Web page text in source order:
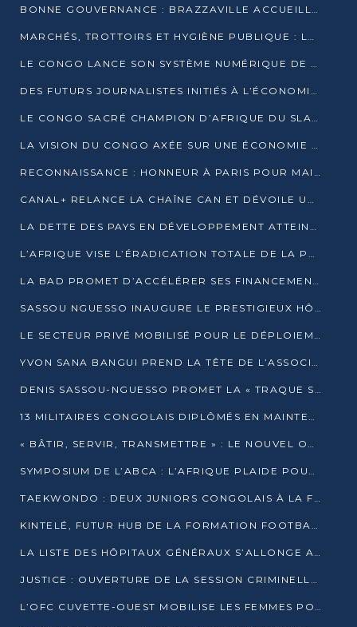
BONNE GOUVERNANCE : BRAZZAVILLE ACCUEILLE LES PREMIÈRES JOURNÉES CONGOLAISES DE L’ÉVALUATION
MARCHÉS, TROTTOIRS ET HYGIÈNE PUBLIQUE : LE GOUVERNEMENT DURCIT LE TON
LE CONGO LANCE SON SYSTÈME NUMÉRIQUE DE VÉRIFICATION DU BOIS
DES FUTURS JOURNALISTES INITIÉS À L’ÉCONOMIE BLEUE DURABLE
LE CONGO SACRÉ CHAMPION D’AFRIQUE DU SLAM 2025
LA VISION DU CONGO AXÉE SUR UNE ÉCONOMIE BAS CARBONE AU RENDEZ-VOUS DE MONACO 2025
RECONNAISSANCE : HONNEUR À PARIS POUR MAIXENT RAOUL OMINGA
CANAL+ RELANCE LA CHAÎNE CAN ET DÉVOILE UNE OFFRE EXCEPTIONNELLE POUR DÉCEMBRE
LA DETTE DES PAYS EN DÉVELOPPEMENT ATTEINT UN SOMMET HISTORIQUE ENTRE 2022 ET 2024
L’AFRIQUE VISE L’ÉRADICATION TOTALE DE LA POLIOMYÉLITE D’ICI 2026
LA BAD PROMET D’ACCÉLÉRER SES FINANCEMENTS AVEC LE MINISTÈRE DE L’ASSAINISSEMENT
SASSOU NGUESSO INAUGURE LE PRESTIGIEUX HÔTEL KEMPINSKI BRAZZAVILLE
LE SECTEUR PRIVÉ MOBILISÉ POUR LE DÉPLOIEMENT DE 19 MINI-CENTRALES SOLAIRES
YVON SANA BANGUI PREND LA TÊTE DE L’ASSOCIATION DES BANQUES CENTRALES AFRICAINES
DENIS SASSOU-NGUESSO PROMET LA « TRAQUE SANS RELÂCHE » DU GRAND BANDITISME
13 MILITAIRES CONGOLAIS DIPLÔMÉS EN MAINTENANCE INDUSTRIELLE APRÈS TROIS ANS DE FORMATION À L’UNIVERSITÉ MARIEN-NGOUABI
« BÂTIR, SERVIR, TRANSMETTRE » : LE NOUVEL OUVRAGE QUI INTERPELLE LES COLLECTIVITÉS
SYMPOSIUM DE L’ABCA : L’AFRIQUE PLAIDE POUR UN FINANCEMENT CLIMATIQUE ÉQUITABLE
TAEKWONDO : DEUX JUNIORS CONGOLAIS À LA FINALE D’OPEN SYRIES 2025 À ABIDJAN
KINTELÉ, FUTUR HUB DE LA FORMATION FOOTBALLISTIQUE AFRICAINE ?
LA LISTE DES HÔPITAUX GÉNÉRAUX S’ALLONGE AU CONGO
JUSTICE : OUVERTURE DE LA SESSION CRIMINELLE À BRAZZAVILLE AVEC 52 DOSSIERS AU RÔLE
L’OFC CUVETTE-OUEST MOBILISE LES FEMMES POUR ACCUEILLIR LE PRÉSIDENT DE LA RÉPUBLIQUE